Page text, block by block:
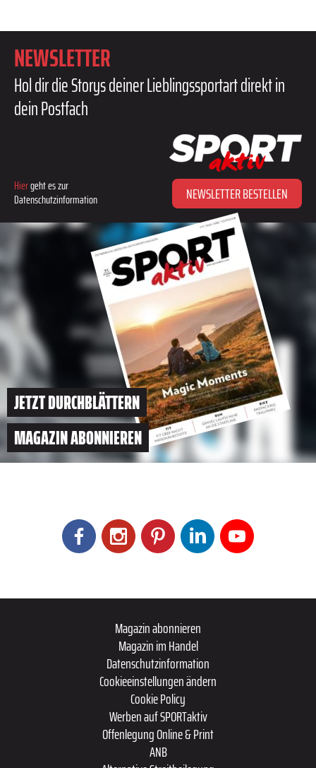
NEWSLETTER
Hol dir die Storys deiner Lieblingssportart direkt in
dein Postfach
Hiergeht es zur
Datenschutzinformation
NEWSLETTER BESTELLEN
JETZT DURCHBLÄTTERN
MAGAZIN ABONNIEREN
Magazin abonnieren
Magazin im Handel
Datenschutzinformation
Cookieeinstellungen ändern
Cookie Policy
Werben auf SPORTaktiv
Offenlegung Online & Print
ANB